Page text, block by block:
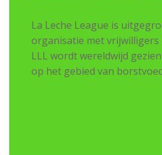
La Leche League is
organisatie met vrijwilligers
LLL wordt wereldwijd
op het gebied van